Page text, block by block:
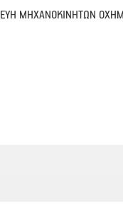
ΜΗΧΑΝΟΚΙΝΗΤΩΝ